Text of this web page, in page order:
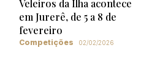
Veleiros da Ilha acontece
em Jurerê, de 5 a 8 de
fevereiro
Competições 02/02/2026